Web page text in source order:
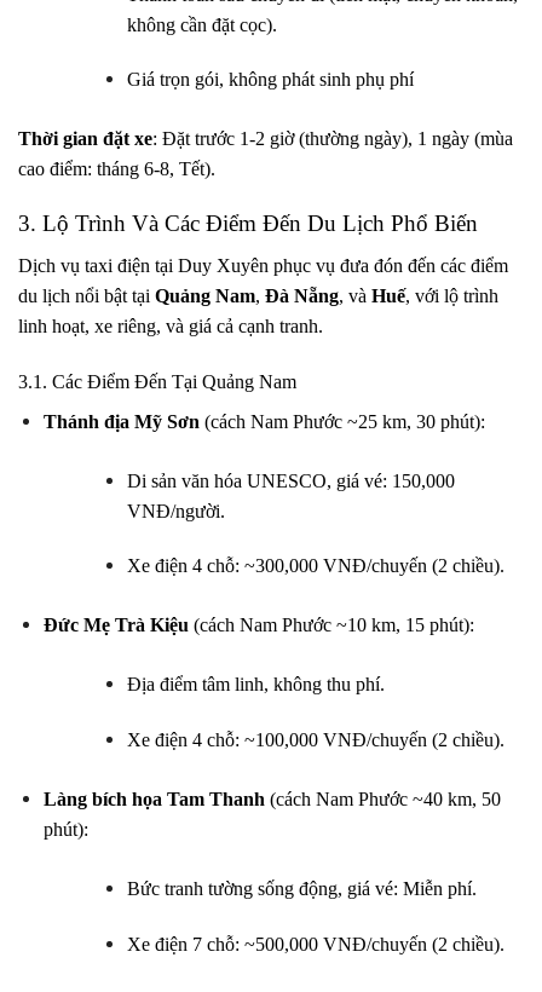
không cần đặt cọc).
Giá trọn gói, không phát sinh phụ phí
Thời gian đặt xe: Đặt trước 1-2 giờ (thường ngày), 1 ngày (mùa
cao điểm: tháng 6-8, Tết).
3. Lộ Trình Và Các Điểm Đến Du Lịch Phổ Biến
Dịch vụ taxi điện tại Duy Xuyên phục vụ đưa đón đến các điểm
du lịch nổi bật tại Quảng Nam, Đà Nẵng, và Huế, với lộ trình
linh hoạt, xe riêng, và giá cả cạnh tranh.
3.1. Các Điểm Đến Tại Quảng Nam
Thánh địa Mỹ Sơn (cách Nam Phước ~25 km, 30 phút):
Di sản văn hóa UNESCO, giá vé: 150,000
VNĐ/người.
Xe điện 4 chỗ: ~300,000 VNĐ/chuyến (2 chiều).
Đức Mẹ Trà Kiệu(cách Nam Phước ~10 km, 15 phút):
Địa điểm tâm linh, không thu phí.
Xe điện 4 chỗ: ~100,000 VNĐ/chuyến (2 chiều).
Làng bích họa Tam Thanh (cách Nam Phước ~40 km, 50
phút):
Bức tranh tường sống động, giá vé: Miễn phí.
Xe điện 7 chỗ: ~500,000 VNĐ/chuyến (2 chiều).